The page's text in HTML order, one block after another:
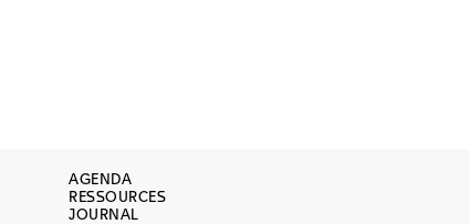
AGENDA
RESSOURCES
JOURNAL